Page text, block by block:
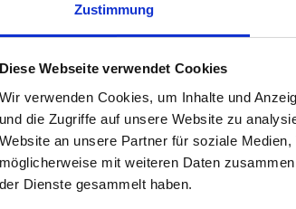
Zustimmung
Diese Webseite verwendet Cookies
Wir verwenden Cookies, um Inhalte und
und die Zugriffe auf unsere Website zu
Website an unsere Partner für soziale
möglicherweise mit weiteren Daten
der Dienste gesammelt haben.
hergestellt?
hergestellt, Kauartikel aus China
gegeben, damit sie für den Transport
Kauartikel dann in eine Asche-Laugen-
sowohl Fett als auch Haare entfernt
gespalten, damit die äußere Schicht
Lies hier, wenn du mehr darüber erfahren